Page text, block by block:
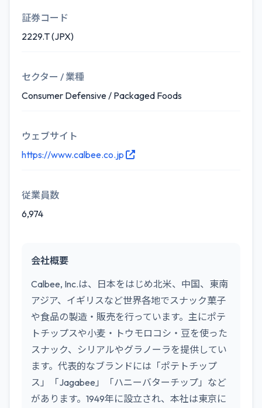
証券コード
2229.T (JPX)
セクター / 業種
Consumer Defensive / Packaged Foods
ウェブサイト
https://www.calbee.co.jp
従業員数
6,974
会社概要
Calbee, Inc.は、日本をはじめ北米、中国、東南
アジア、イギリスなど世界各地でスナック菓子
や食品の製造・販売を行っています。主にポテ
トチップスや小麦・トウモロコシ・豆を使った
スナック、シリアルやグラノーラを提供してい
ます。代表的なブランドには「ポテトチップ
ス」「Jagabee」「ハニーバターチップ」など
があります。1949年に設立され、本社は東京に